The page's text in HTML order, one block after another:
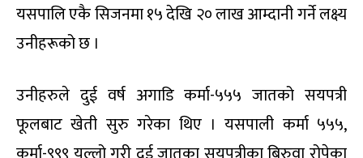
यसपालि एकै सिजनमा १५ देखि २० लाख आम्दानी गर्ने लक्ष्य
उनीहरूको छ ।
उनीहरुले दुई वर्ष अगाडि कर्मा-५५५ जातको सयपत्री
फूलबाट खेती सुरु गरेका थिए । यसपाली कर्मा ५५५,